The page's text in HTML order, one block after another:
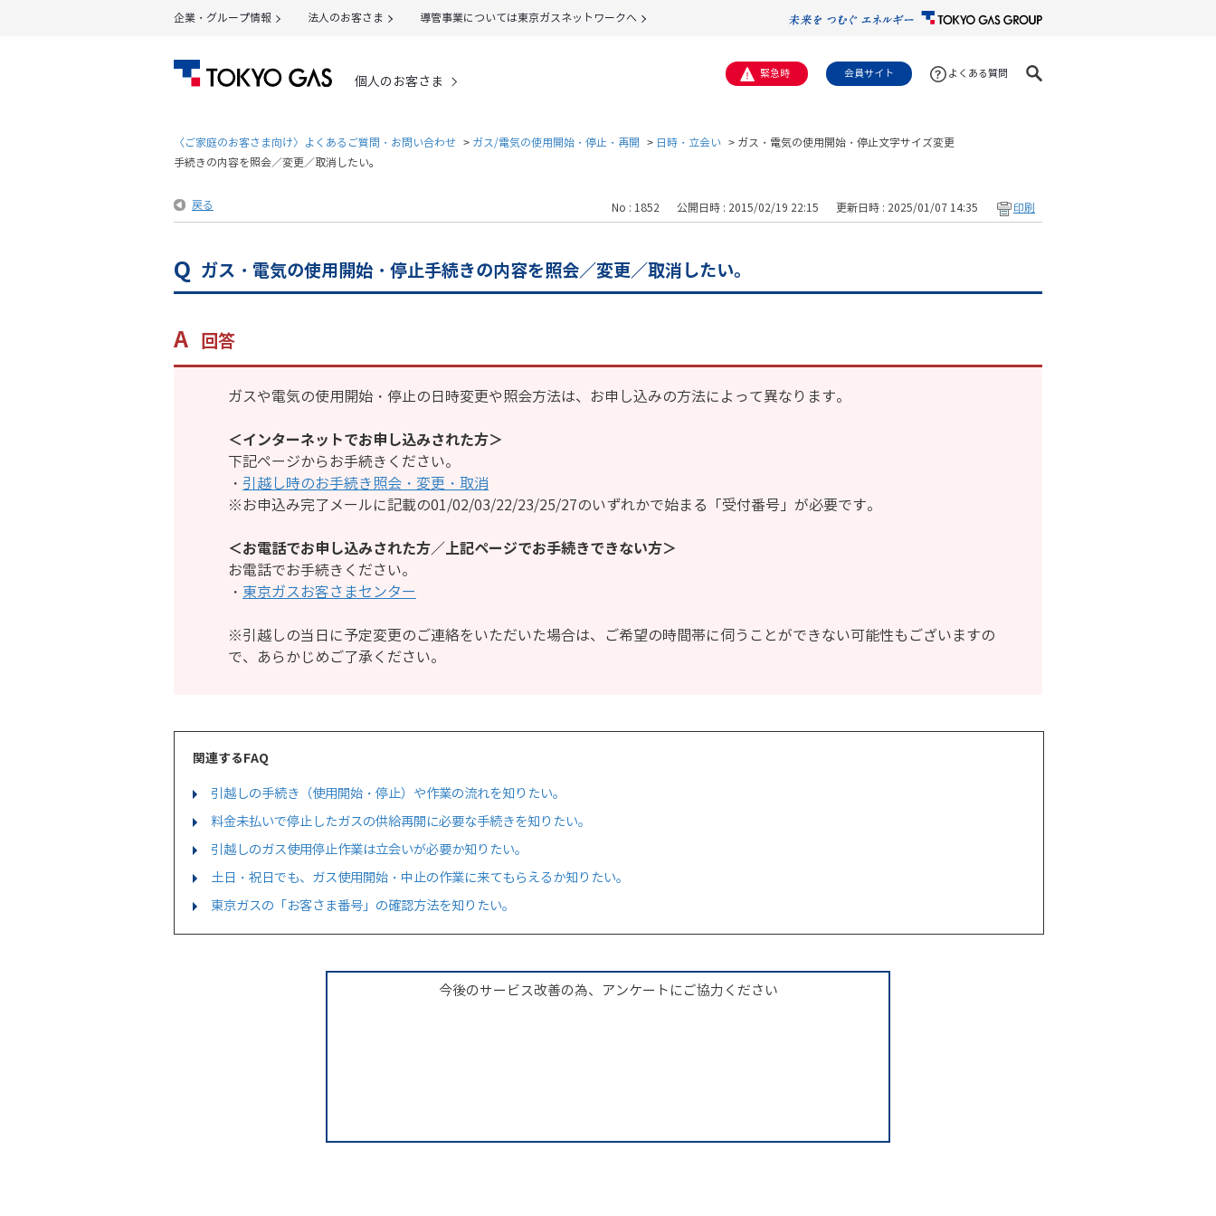
企業・グループ情報 法人のお客さま 導管事業については東京ガスネットワークへ
個人のお客さま 緊急時 会員サイト よくある質問
文字サイズ変更
〈ご家庭のお客さま向け〉よくあるご質問・お問い合わせ > ガス/電気の使用開始・停止・再開 > 日時・立会い > ガス・電気の使用開始・停止
手続きの内容を照会／変更／取消したい。
戻る No : 1852 公開日時 : 2015/02/19 22:15 更新日時 : 2025/01/07 14:35 印刷
ガス・電気の使用開始・停止手続きの内容を照会／変更／取消したい。
回答
ガスや電気の使用開始・停止の日時変更や照会方法は、お申し込みの方法によって異なります。
＜インターネットでお申し込みされた方＞
下記ページからお手続きください。
・ 引越し時のお手続き照会・変更・取消
※お申込み完了メールに記載の01/02/03/22/23/25/27のいずれかで始まる「受付番号」が必要です。
＜お電話でお申し込みされた方／上記ページでお手続きできない方＞
お電話でお手続きください。
・ 東京ガスお客さまセンター
※引越しの当日に予定変更のご連絡をいただいた場合は、ご希望の時間帯に伺うことができない可能性もございますの
で、あらかじめご了承ください。
関連するFAQ
引越しの手続き（使用開始・停止）や作業の流れを知りたい。
料金未払いで停止したガスの供給再開に必要な手続きを知りたい。
引越しのガス使用停止作業は立会いが必要か知りたい。
土日・祝日でも、ガス使用開始・中止の作業に来てもらえるか知りたい。
東京ガスの「お客さま番号」の確認方法を知りたい。
今後のサービス改善の為、アンケートにご協力ください